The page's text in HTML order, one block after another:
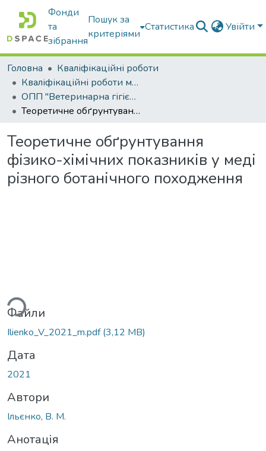
Фонди
та
зібрання
Пошук за
критеріями
Статистика Увійти
Головна
Кваліфікаційні роботи
Кваліфікаційні роботи магістрів
ОПП "Ветеринарна гігієна, санітарія і експертиза"
Теоретичне обґрунтування фізико-хімічних показників у меді різного ботанічного походження
Теоретичне обґрунтування
фізико-хімічних показників у меді
різного ботанічного походження
Файли
Ilienko_V_2021_m.pdf(3,12 MB)
Дата
2021
Автори
Ільєнко, В. М.
Анотація